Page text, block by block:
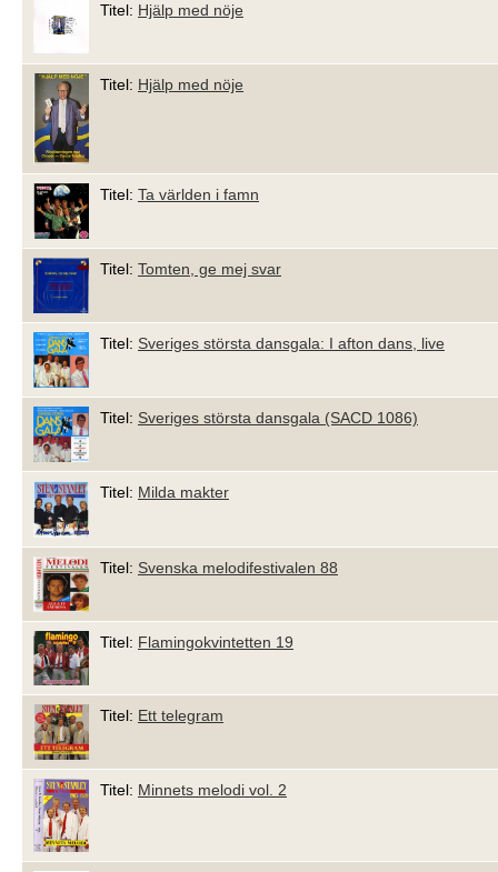
Titel: Hjälp med nöje
Titel: Hjälp med nöje
Titel: Ta världen i famn
Titel: Tomten, ge mej svar
Titel: Sveriges största dansgala: I afton dans, live
Titel: Sveriges största dansgala (SACD 1086)
Titel: Milda makter
Titel: Svenska melodifestivalen 88
Titel: Flamingokvintetten 19
Titel: Ett telegram
Titel: Minnets melodi vol. 2